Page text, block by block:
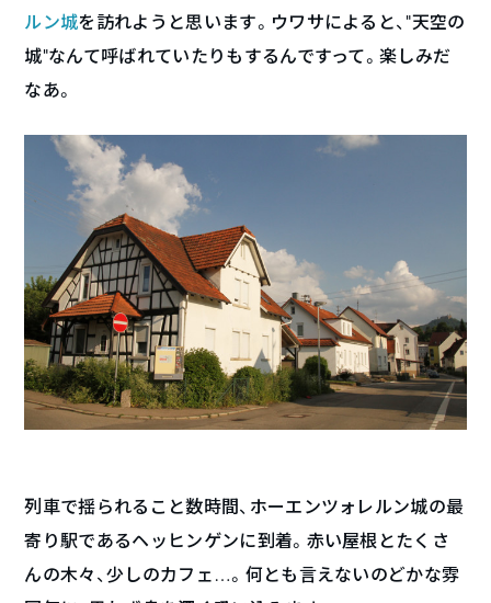
ルン城を訪れようと思います。ウワサによると、“天空の
城“なんて呼ばれていたりもするんですって。楽しみだ
なあ。
列車で揺られること数時間、ホーエンツォレルン城の最
寄り駅であるヘッヒンゲンに到着。赤い屋根とたくさ
んの木々、少しのカフェ…。何とも言えないのどかな雰